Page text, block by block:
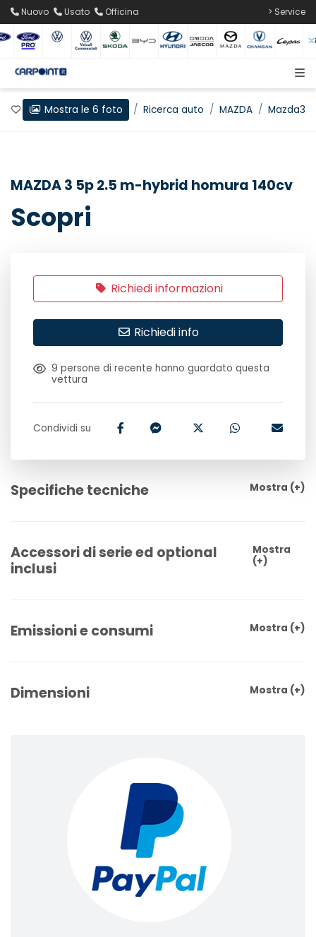
Nuovo Usato Officina > Service
Preferiti Home Ricerca auto MAZDA Mazda3
Mostra le 6 foto
MAZDA 3 5p 2.5 m-hybrid homura 140cv
Scopri
Richiedi informazioni
Richiedi info
9 persone di recente hanno guardato questa
vettura
Condividi su
Specifiche tecniche Mostra (+)
Accessori di serie ed optional
inclusi
Mostra
(+)
Emissioni e consumi Mostra (+)
Dimensioni Mostra (+)